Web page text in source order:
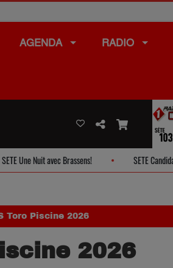
AGENDA RADIO
SETE Candidatez pour intégrer
Toro Piscine 2026
2026